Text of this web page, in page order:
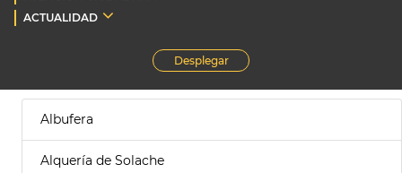
ACTUALIDAD
Desplegar
Albufera
Alquería de Solache